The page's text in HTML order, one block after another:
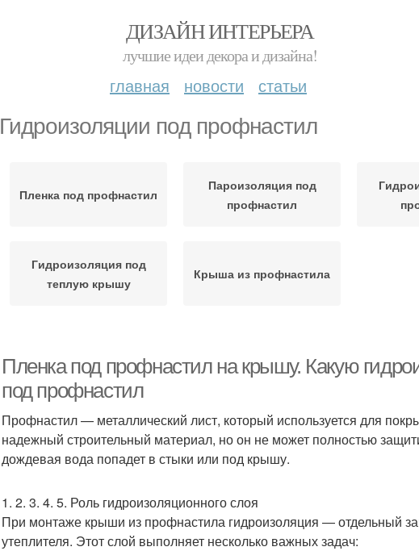
ДИЗАЙН ИНТЕРЬЕРА
лучшие идеи декора и дизайна!
главная новости статьи
Гидроизоляции под профнастил
Пленка под профнастил
Пароизоляция под
профнастил
Гидроизоляция под
теплую крышу
Крыша из профнастила
Пленка под профнастил на крышу. Какую
под профнастил
Профнастил — металлический лист, который используется для
надежный строительный материал, но он не может полностью
дождевая вода попадет в стыки или под крышу.
1. 2. 3. 4. 5. Роль гидроизоляционного слоя
При монтаже крыши из профнастила гидроизоляция — отдельный
утеплителя. Этот слой выполняет несколько важных задач: